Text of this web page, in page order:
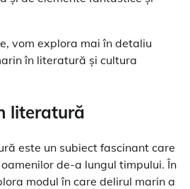
vom explora mai în detaliu
în literatură și cultura
literatură
este un subiect fascinant care
de-a lungul timpului. În
modul în care delirul marin a